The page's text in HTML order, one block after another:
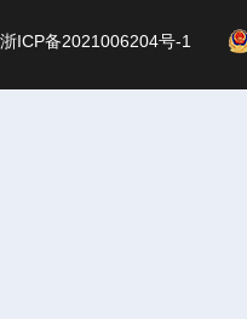
浙ICP备2021006204号-1